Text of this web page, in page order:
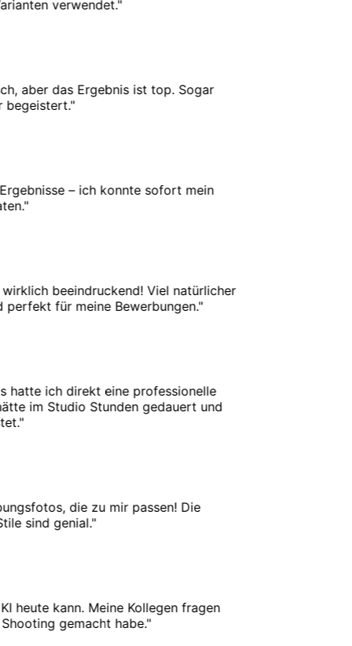
verwendet."
aber das Ergebnis ist top. Sogar
"
– ich konnte sofort mein
"
beeindruckend! Viel natürlicher
für meine Bewerbungen."
ich direkt eine professionelle
im Studio Stunden gedauert und
"
die zu mir passen! Die
sind genial."
kann. Meine Kollegen fragen
gemacht habe."